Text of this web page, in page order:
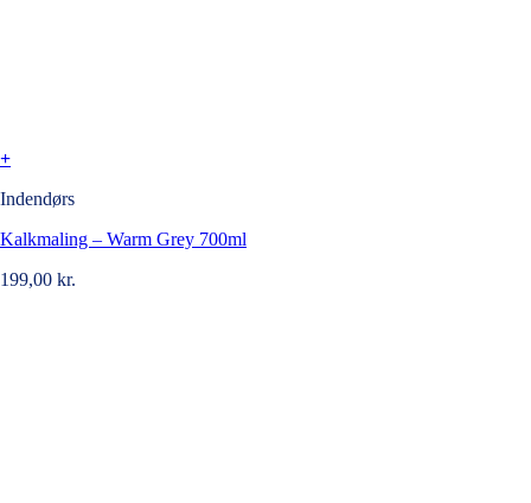
+
Indendørs
Kalkmaling – Warm Grey 700ml
199,00 kr.